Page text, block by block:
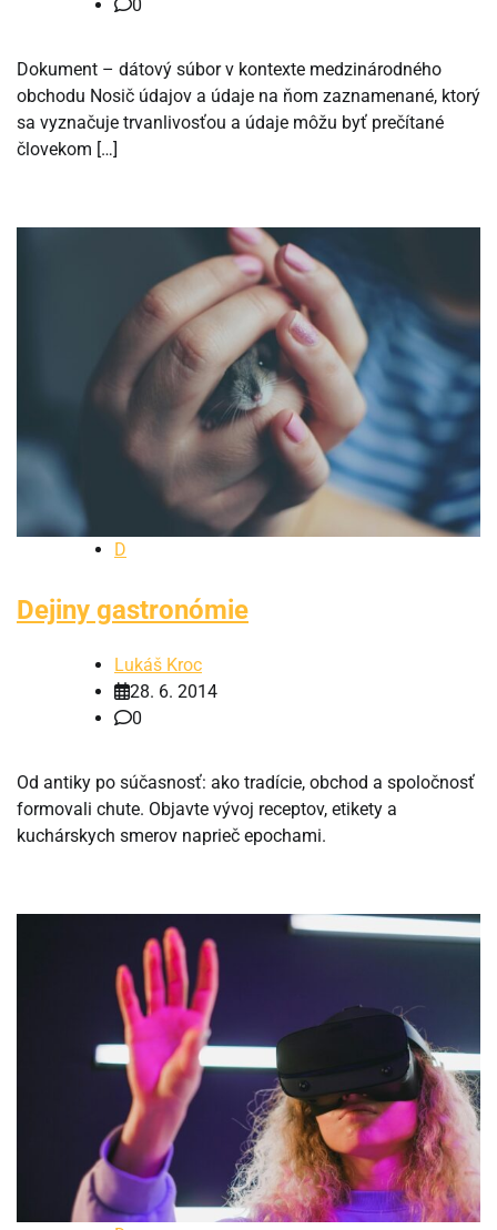
0
Dokument – dátový súbor v kontexte medzinárodného
obchodu Nosič údajov a údaje na ňom zaznamenané, ktorý
sa vyznačuje trvanlivosťou a údaje môžu byť prečítané
človekom […]
D
Dejiny gastronómie
Lukáš Kroc
28. 6. 2014
0
Od antiky po súčasnosť: ako tradície, obchod a spoločnosť
formovali chute. Objavte vývoj receptov, etikety a
kuchárskych smerov naprieč epochami.